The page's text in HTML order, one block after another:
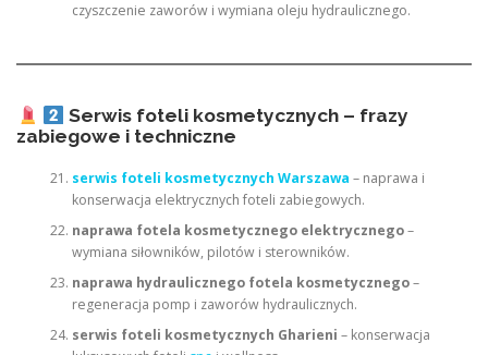
czyszczenie zaworów i wymiana oleju hydraulicznego.
Serwis foteli kosmetycznych – frazy
zabiegowe i techniczne
serwis foteli kosmetycznych Warszawa – naprawa i
konserwacja elektrycznych foteli zabiegowych.
naprawa fotela kosmetycznego elektrycznego–
wymiana siłowników, pilotów i sterowników.
naprawa hydraulicznego fotela kosmetycznego–
regeneracja pomp i zaworów hydraulicznych.
serwis foteli kosmetycznych Gharieni – konserwacja